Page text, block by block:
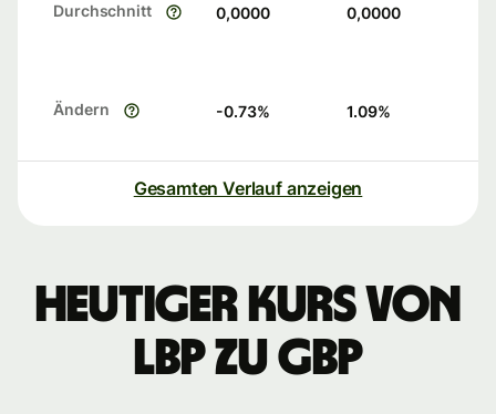
Durchschnitt 0,0000 0,0000
Ändern -0.73% 1.09%
Gesamten Verlauf anzeigen
Heutiger Kurs von
LBP zu GBP